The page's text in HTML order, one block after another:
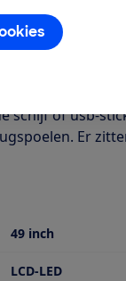
voor Netflix en
zender),
schijf of usb-
Er
49 inch
LCD-LED